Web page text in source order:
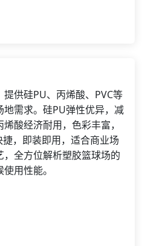
供硅PU、丙烯酸、PVC等
需求。硅PU弹性优异，减
酸经济耐用，色彩丰富，
，即装即用，适合商业场
全方位解析塑胶篮球场的
用性能。